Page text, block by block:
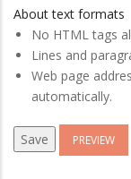
About text formats
No HTML tags
Lines and
Web page
automatically.